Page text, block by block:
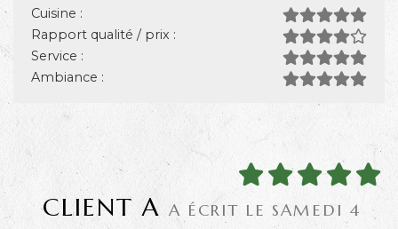
Cuisine :
Rapport qualité / prix :
Service :
Ambiance :
CLIENT A A ÉCRIT LE SAMEDI 4